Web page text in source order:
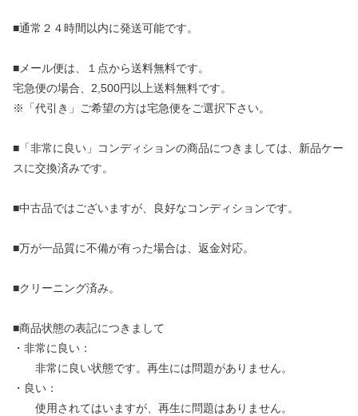
■通常２４時間以内に発送可能です。
■メール便は、１点から送料無料です。
宅急便の場合、2,500円以上送料無料です。
※「代引き」ご希望の方は宅急便をご選択下さい。
■「非常に良い」コンディションの商品につきましては、新品ケー
スに交換済みです。
■中古品ではございますが、良好なコンディションです。
■万が一品質に不備が有った場合は、返金対応。
■クリーニング済み。
■商品状態の表記につきまして
・非常に良い：
非常に良い状態です。再生には問題がありません。
・良い：
使用されてはいますが、再生に問題はありません。